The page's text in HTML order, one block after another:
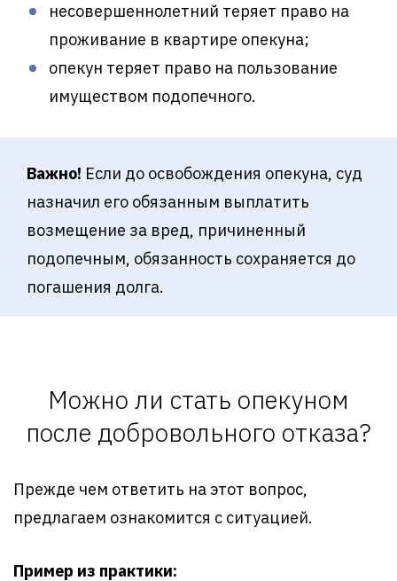
несовершеннолетний теряет право на
проживание в квартире опекуна;
опекун теряет право на пользование
имуществом подопечного.
Важно! Если до освобождения опекуна, суд
назначил его обязанным выплатить
возмещение за вред, причиненный
подопечным, обязанность сохраняется до
погашения долга.
Можно ли стать опекуном
после добровольного отказа?
Прежде чем ответить на этот вопрос,
предлагаем ознакомится с ситуацией.
Пример из практики: